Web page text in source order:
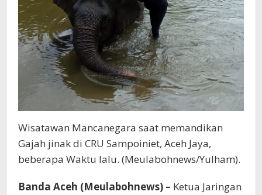
Wisatawan Mancanegara saat memandikan
Gajah jinak di CRU Sampoiniet, Aceh Jaya,
beberapa Waktu lalu. (Meulabohnews/Yulham).
Banda Aceh (Meulabohnews) – Ketua Jaringan